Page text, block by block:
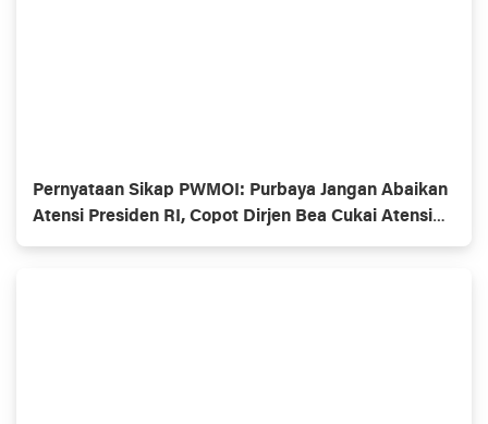
Pernyataan Sikap PWMOI: Purbaya Jangan Abaikan
Atensi Presiden RI, Copot Dirjen Bea Cukai Atensi
Presiden Prabowo